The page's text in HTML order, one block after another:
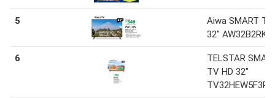
5
Aiwa SMART TV
32" AW32B2RK
6
TELSTAR
TV HD 32"
TV32HEW5F3PE